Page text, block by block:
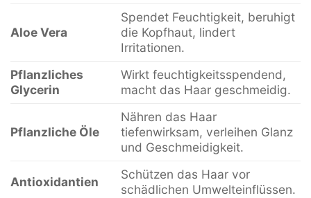
Aloe Vera
Spendet Feuchtigkeit, beruhigt
die Kopfhaut, lindert
Irritationen.
Pflanzliches
Glycerin
Wirkt feuchtigkeitsspendend,
macht das Haar geschmeidig.
Pflanzliche Öle
Nähren das Haar
tiefenwirksam, verleihen Glanz
und Geschmeidigkeit.
Antioxidantien
Schützen das Haar vor
schädlichen Umwelteinflüssen.